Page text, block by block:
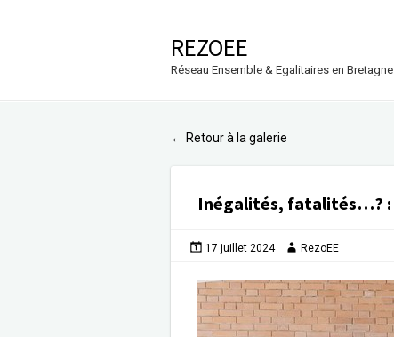
REZOEE
Réseau Ensemble & Egalitaires en Bretagne
← Retour à la galerie
Inégalités, fatalités…? :
17 juillet 2024 RezoEE